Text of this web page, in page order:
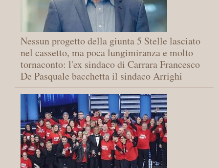
Nessun progetto della giunta 5 Stelle lasciato
nel cassetto, ma poca lungimiranza e molto
tornaconto: l'ex sindaco di Carrara Francesco
De Pasquale bacchetta il sindaco Arrighi